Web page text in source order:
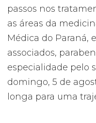
passos nos
as áreas da
Médica do Paraná,
associados,
especialidade pelo
domingo, 5 de
longa para uma